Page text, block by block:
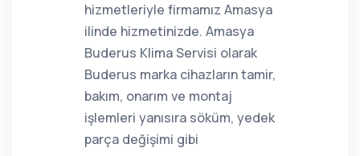
hizmetleriyle firmamız Amasya
ilinde hizmetinizde. Amasya
Buderus Klima Servisi olarak
Buderus marka cihazların tamir,
bakım, onarım ve montaj
işlemleri yanısıra söküm, yedek
parça değişimi gibi